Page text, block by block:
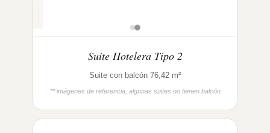
Suite Hotelera Tipo 2
Suite con balcón 76,42 m²
** imágenes de referencia, algunas suites no tienen balcón